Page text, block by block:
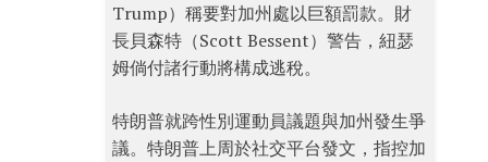
Trump）稱要對加州處以巨額罰款。財
長貝森特（Scott Bessent）警告，紐瑟
姆倘付諸行動將構成逃稅。
特朗普就跨性別運動員議題與加州發生爭
議。特朗普上周於社交平台發文，指控加